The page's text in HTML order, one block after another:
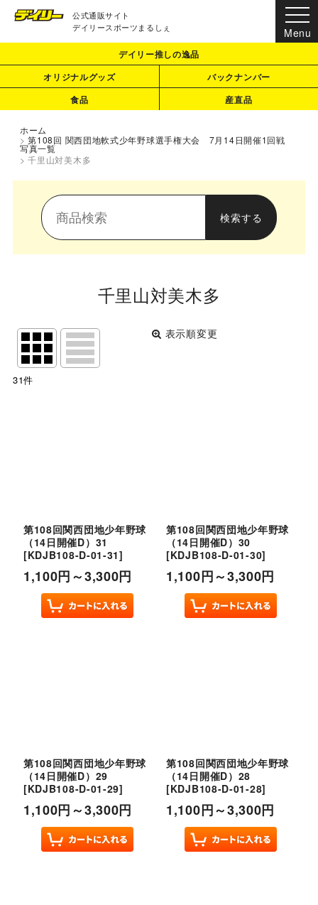
公式通販サイト
デイリースポーツまるしぇ
デイリー推しの逸品
オリジナルグッズ
バックナンバー
食品
産直品
ホーム
> 第108回 関西団地軟式少年野球選手権大会 7月14日開催1回戦
写真一覧
> 千里山対美木多
千里山対美木多
表示順変更
表示数
31件
第108回関西団地少年野球
（14日開催D）31
[KDJB108-D-01-31]
1,100円～3,300円
第108回関西団地少年野球
（14日開催D）30
[KDJB108-D-01-30]
1,100円～3,300円
第108回関西団地少年野球
（14日開催D）29
[KDJB108-D-01-29]
1,100円～3,300円
第108回関西団地少年野球
（14日開催D）28
[KDJB108-D-01-28]
1,100円～3,300円